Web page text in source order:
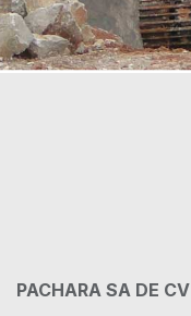
PACHARA SA DE CV